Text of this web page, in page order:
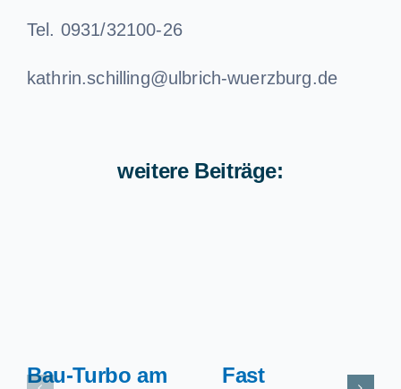
Tel. 0931/32100-26
kathrin.schilling@ulbrich-wuerzburg.de
weitere Beiträge:
Bau-Turbo am
Fast